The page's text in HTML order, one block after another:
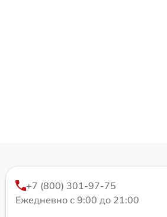
+7 (800) 301-97-75
Ежедневно с 9:00 до 21:00